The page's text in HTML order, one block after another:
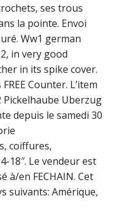
ses trous
la pointe. Envoi
Ww1 german
in very good
in its spike cover.
Counter. L’item
Pickelhaube Uberzug
depuis le samedi 30
coiffures,
18″. Le vendeur est
à/en FECHAIN. Cet
suivants: Amérique,